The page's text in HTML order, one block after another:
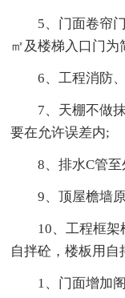
5、门面卷帘
㎡及楼梯入口门为
6、工程消防
7、天棚不做
要在允许误差内;
8、排水C管
9、顶屋檐墙
10、工程框架
自拌砼，楼板用自
1、门面增加